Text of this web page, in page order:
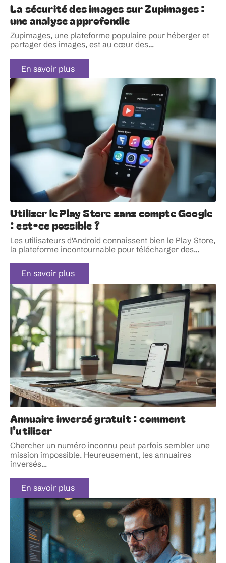
La sécurité des images sur Zupimages :
une analyse approfondie
Zupimages, une plateforme populaire pour héberger et
partager des images, est au cœur des…
En savoir plus
Utiliser le Play Store sans compte Google
: est-ce possible ?
Les utilisateurs d'Android connaissent bien le Play Store,
la plateforme incontournable pour télécharger des…
En savoir plus
Annuaire inversé gratuit : comment
l’utiliser
Chercher un numéro inconnu peut parfois sembler une
mission impossible. Heureusement, les annuaires
inversés…
En savoir plus